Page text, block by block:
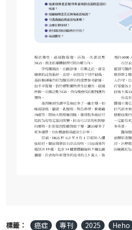
標籤： 癌症 專刊 2025 Heho